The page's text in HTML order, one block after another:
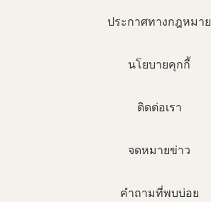
ประกาศทางกฎหมาย
นโยบายคุกกี้
ติดต่อเรา
จดหมายข่าว
คำถามที่พบบ่อย